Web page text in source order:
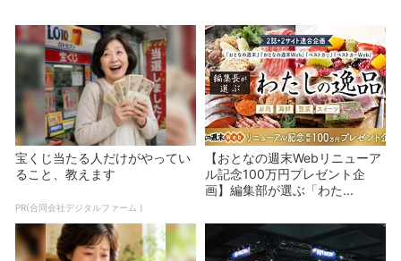
宝くじ当たる人だけがやってい
ること、教えます
PR(合同会社デジタルファーム )
【おとなの週末Webリニューア
ル記念100万円プレゼント企
画】編集部が選ぶ「わた...